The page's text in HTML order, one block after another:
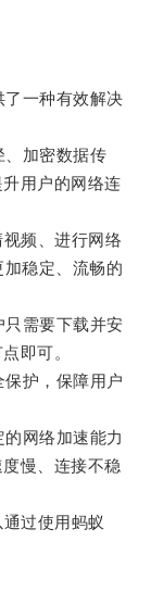
一种有效解决
加密数据传
用户的网络连
频、进行网络
稳定、流畅的
需要下载并安
即可。
护，保障用户
网络加速能力
慢、连接不稳
过使用蚂蚁